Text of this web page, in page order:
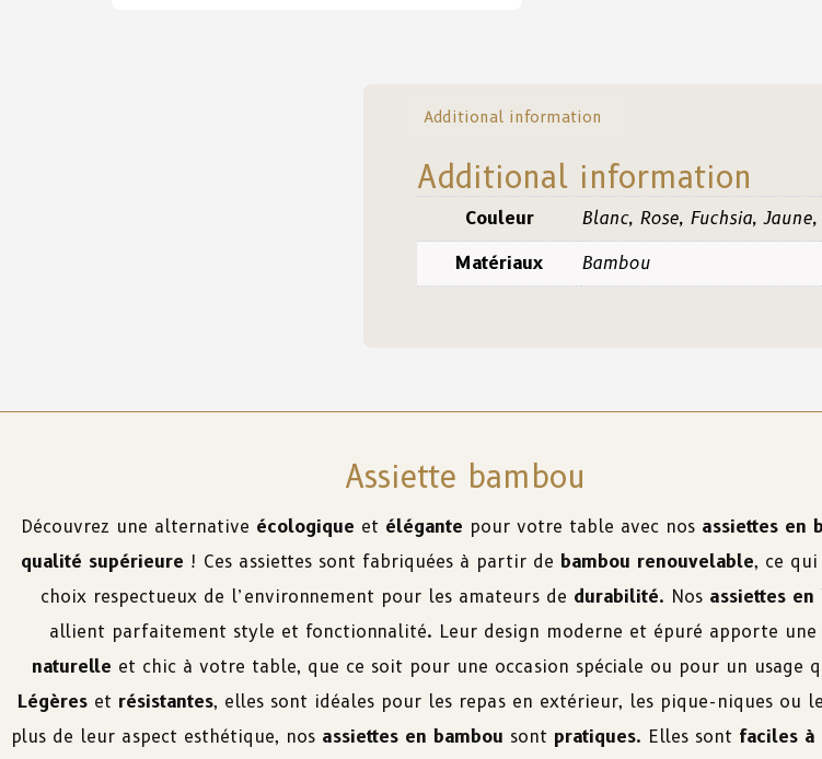
Additional information
Additional information
Couleur Blanc, Rose, Fuchsia,
Matériaux Bambou
Assiette bambou
Découvrez une alternative écologique et élégante pour votre table avec nos assiettes en
qualité supérieure ! Ces assiettes sont fabriquées à partir de bambou renouvelable, ce
choix respectueux de l’environnement pour les amateurs de durabilité. Nos assiettes en
allient parfaitement style et fonctionnalité. Leur design moderne et épuré apporte une
naturelle et chic à votre table, que ce soit pour une occasion spéciale ou pour un usage
Légèreset résistantes, elles sont idéales pour les repas en extérieur, les pique-niques ou
plus de leur aspect esthétique, nos assiettes en bambou sont pratiques. Elles sont faciles à